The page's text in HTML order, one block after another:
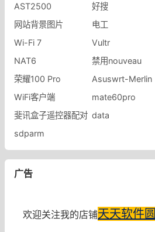
AST2500
好搜
网站背景图片
电工
Wi-Fi 7
Vultr
NAT6
禁用nouveau
荣耀100 Pro
Asuswrt-Merlin
WiFi客户端
mate60pro
斐讯盒子遥控器配对 data
sdparm
广告
欢迎关注我的店铺天天软件圆